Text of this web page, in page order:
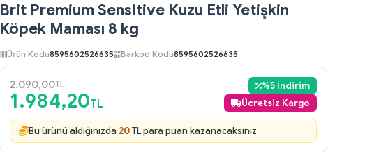
Brit Premium Sensitive Kuzu Etli Yetişkin
Köpek Maması 8 kg
Ürün Kodu8595602526635 Barkod Kodu8595602526635
2.090,00TL
1.984,20TL
%5 İndirim
Ücretsiz Kargo
Bu ürünü aldığınızda 20TL para puan kazanacaksınız